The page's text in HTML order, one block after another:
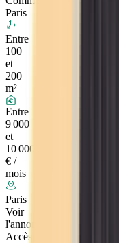
Paris
Entre
100
et
200
m²
Entre
9 000
et
10 000
€ /
mois
Paris
Voir
l'annonce
Accès